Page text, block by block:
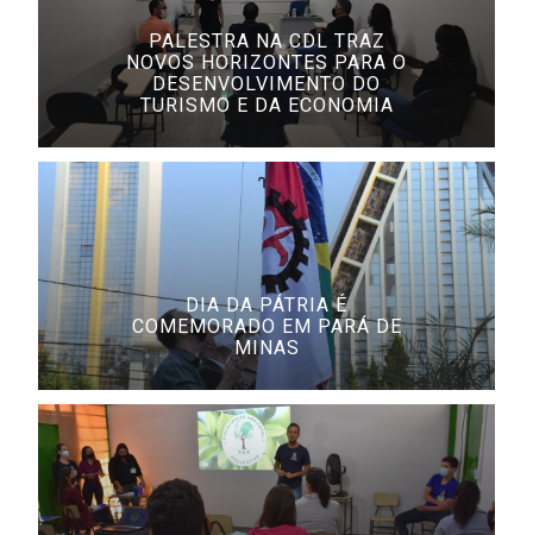
PALESTRA NA CDL TRAZ
NOVOS HORIZONTES PARA O
DESENVOLVIMENTO DO
TURISMO E DA ECONOMIA
DIA DA PÁTRIA É
COMEMORADO EM PARÁ DE
MINAS